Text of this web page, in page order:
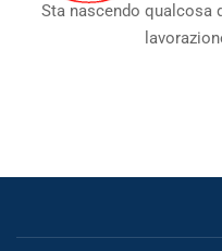
Sta nascendo qualcosa